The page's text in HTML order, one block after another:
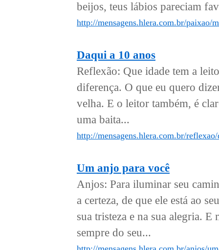
beijos, teus lábios pareciam
http://mensagens.hlera.com.br/paixao/
Daqui a 10 anos
Reflexão: Que idade tem a
diferença. O que eu quero
velha. E o leitor também, é
uma baita...
http://mensagens.hlera.com.br/
Um anjo para você
Anjos: Para iluminar seu
a certeza, de que ele está ao
sua tristeza e na sua alegria. E
sempre do seu...